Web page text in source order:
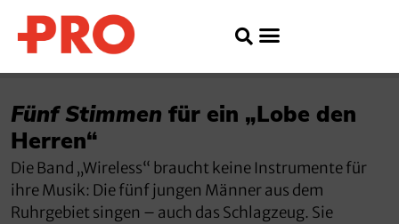
Fünf Stimmen für ein „Lobe den
Herren“
Die Band „Wireless“ braucht keine Instrumente für
ihre Musik: Die fünf jungen Männer aus dem
Ruhrgebiet singen – auch das Schlagzeug. Sie